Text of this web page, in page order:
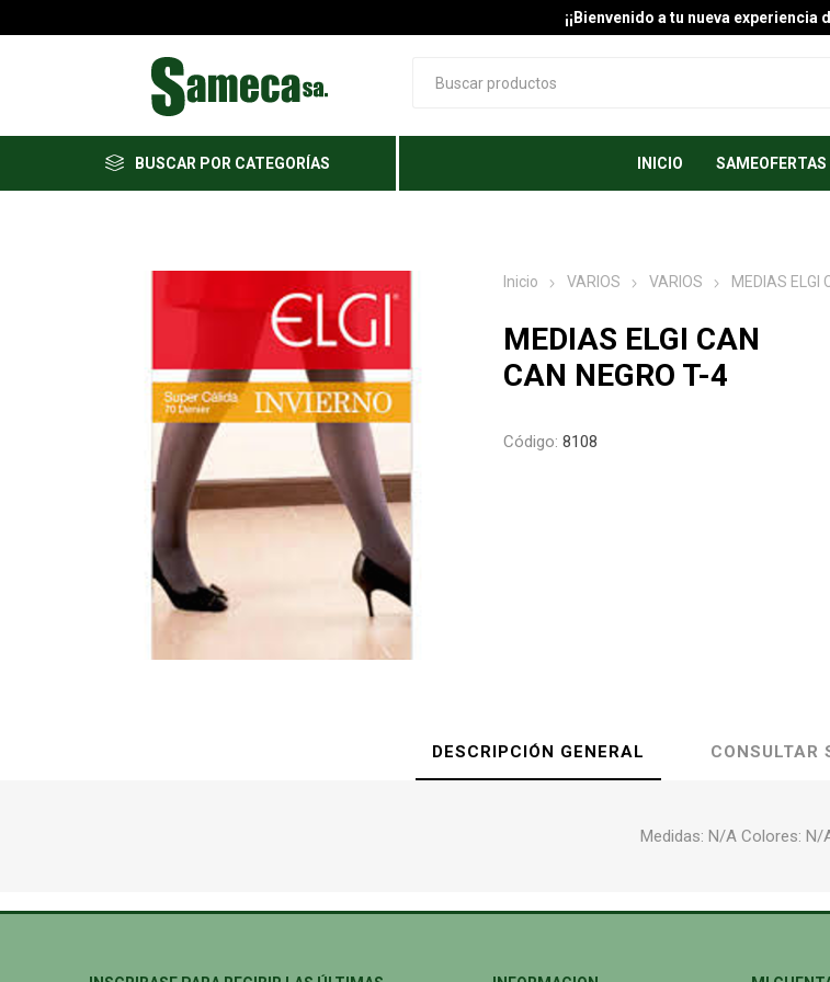
¡¡Bienvenido a tu nueva experiencia
BUSCAR POR CATEGORÍAS INICIO SAMEOFERTAS
Inicio VARIOS VARIOS MEDIAS ELGI
MEDIAS ELGI CAN
CAN NEGRO T-4
Código: 8108
DESCRIPCIÓN GENERAL CONSULTAR
Medidas: N/A Colores: N/